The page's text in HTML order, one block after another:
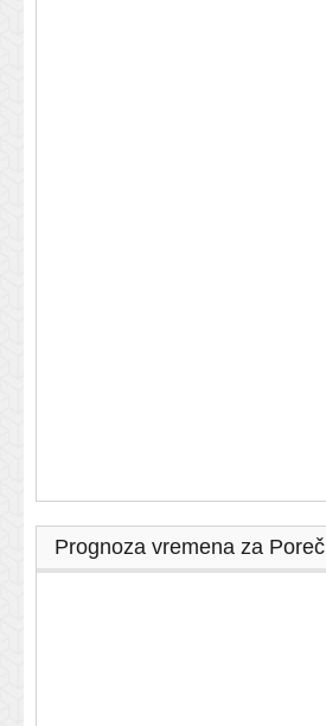
Prognoza vremena za Poreč